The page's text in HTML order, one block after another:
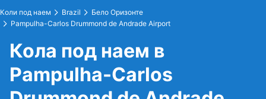
Коли под наем Brazil
Бело Оризонте
Pampulha-Carlos Drummond de Andrade Airport
Кола под наем в
Pampulha-Carlos